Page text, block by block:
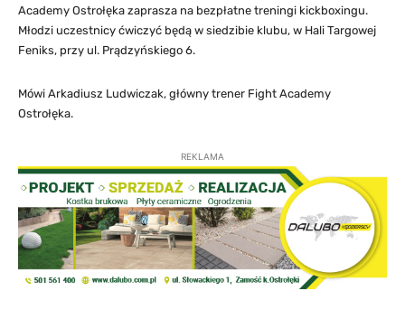
Academy Ostrołęka zaprasza na bezpłatne treningi kickboxingu.
Młodzi uczestnicy ćwiczyć będą w siedzibie klubu, w Hali Targowej
Feniks, przy ul. Prądzyńskiego 6.
Mówi Arkadiusz Ludwiczak, główny trener Fight Academy
Ostrołęka.
REKLAMA